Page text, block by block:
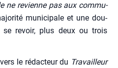
ne revienne pas aux com­mu­
muni­ci­pale et une dou­
se revoir, plus deux ou trois
le rédac­teur du Tra­vailleur